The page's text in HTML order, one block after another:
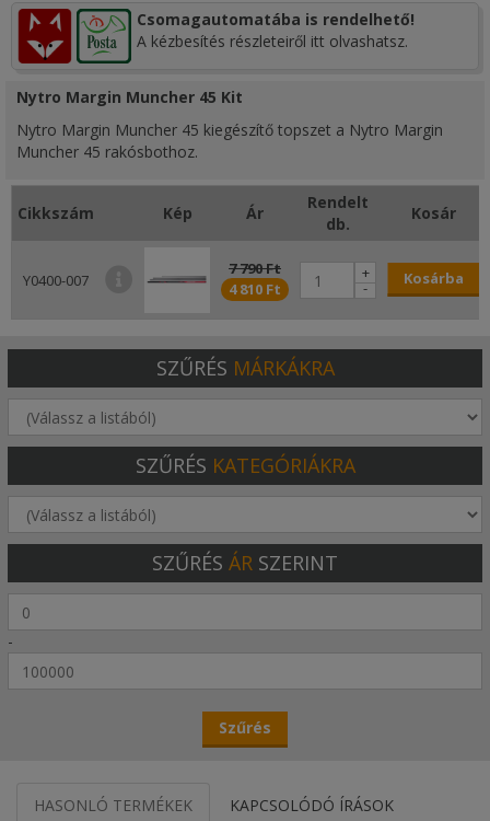
Csomagautomatába is rendelhető!
A kézbesítés részleteiről itt olvashatsz.
Nytro Margin Muncher 45 Kit
Nytro Margin Muncher 45 kiegészítő topszet a Nytro Margin
Muncher 45 rakósbothoz.
Cikkszám Kép Ár
Rendelt
db.
Kosár
Y0400-007
7 790 Ft
4 810 Ft
-
+ Kosárba
SZŰRÉS MÁRKÁKRA
SZŰRÉS KATEGÓRIÁKRA
SZŰRÉS ÁR SZERINT
-
HASONLÓ TERMÉKEK KAPCSOLÓDÓ ÍRÁSOK